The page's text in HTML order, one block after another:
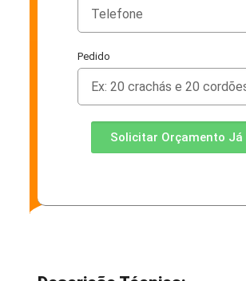
Pedido
Solicitar Orçamento Já